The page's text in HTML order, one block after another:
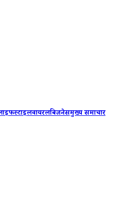
वायरलबिजनेसमुख्य समाचार